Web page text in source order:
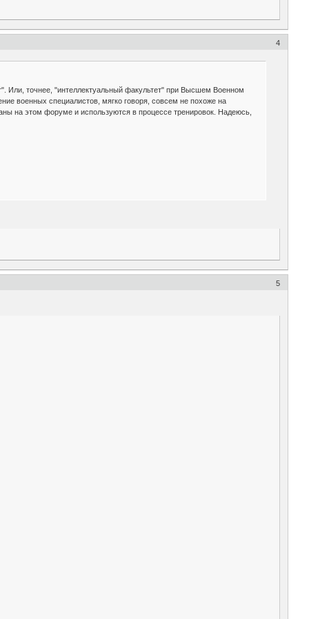
4
Или, точнее, "интеллектуальный факультет" при Высшем Военном
военных специалистов, мягко говоря, совсем не похоже на
на этом форуме и используются в процессе тренировок. Надеюсь,
5